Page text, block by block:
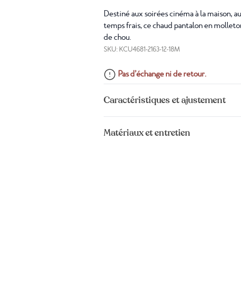
Destiné aux soirées cinéma à la maison,
temps frais, ce chaud pantalon en
de chou.
SKU: KCU4681-2163-12-18M
Pas d’échange ni de retour.
Caractéristiques et ajustement
Matériaux et entretien